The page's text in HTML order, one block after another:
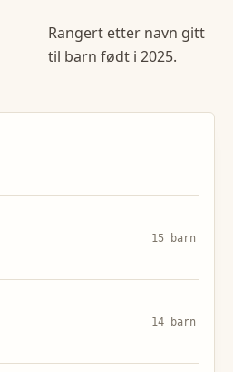
Rangert etter navn gitt
til barn født i 2025.
15 barn
14 barn